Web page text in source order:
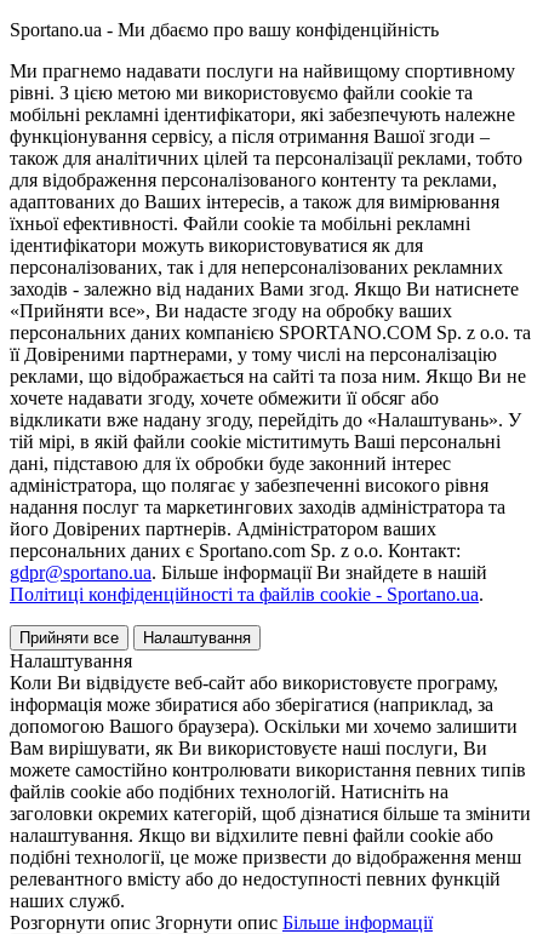
Sportano.ua - Ми дбаємо про вашу конфіденційність
Ми прагнемо надавати послуги на найвищому спортивному
рівні. З цією метою ми використовуємо файли cookie та
мобільні рекламні ідентифікатори, які забезпечують належне
функціонування сервісу, а після отримання Вашої згоди –
також для аналітичних цілей та персоналізації реклами, тобто
для відображення персоналізованого контенту та реклами,
адаптованих до Ваших інтересів, а також для вимірювання
їхньої ефективності. Файли cookie та мобільні рекламні
ідентифікатори можуть використовуватися як для
персоналізованих, так і для неперсоналізованих рекламних
заходів - залежно від наданих Вами згод. Якщо Ви натиснете
«Прийняти все», Ви надасте згоду на обробку ваших
персональних даних компанією SPORTANO.COM Sp. z o.o. та
її Довіреними партнерами, у тому числі на персоналізацію
реклами, що відображається на сайті та поза ним. Якщо Ви не
хочете надавати згоду, хочете обмежити її обсяг або
відкликати вже надану згоду, перейдіть до «Налаштувань». У
тій мірі, в якій файли cookie міститимуть Ваші персональні
дані, підставою для їх обробки буде законний інтерес
адміністратора, що полягає у забезпеченні високого рівня
надання послуг та маркетингових заходів адміністратора та
його Довірених партнерів. Адміністратором ваших
персональних даних є Sportano.com Sp. z o.o. Контакт:
gdpr@sportano.ua. Більше інформації Ви знайдете в нашій
Політиці конфіденційності та файлів cookie - Sportano.ua.
Прийняти все Налаштування
Налаштування
Коли Ви відвідуєте веб-сайт або використовуєте програму,
інформація може збиратися або зберігатися (наприклад, за
допомогою Вашого браузера). Оскільки ми хочемо залишити
Вам вирішувати, як Ви використовуєте наші послуги, Ви
можете самостійно контролювати використання певних типів
файлів cookie або подібних технологій. Натисніть на
заголовки окремих категорій, щоб дізнатися більше та змінити
налаштування. Якщо ви відхилите певні файли cookie або
подібні технології, це може призвести до відображення менш
релевантного вмісту або до недоступності певних функцій
наших служб.
Розгорнути опис Згорнути опис Більше інформації